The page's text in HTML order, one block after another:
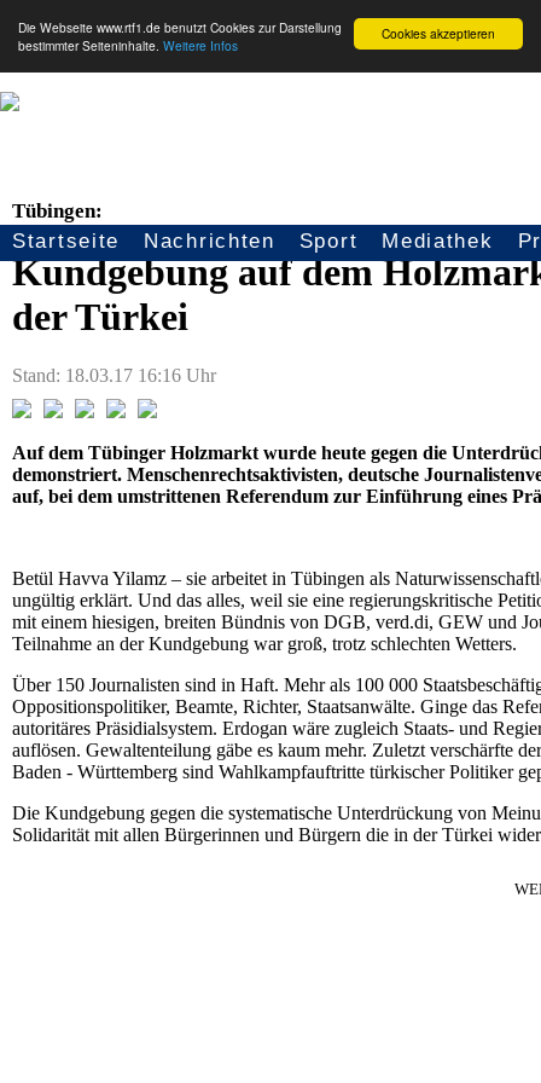
Cookies akzeptieren
Die Webseite www.rtf1.de benutzt Cookies zur Darstellung
bestimmter Seiteninhalte. Weitere Infos
Seitennavigation
Startseite Nachrichten Sport Mediathek
Tübingen:
Kundgebung auf dem
der Türkei
Stand: 18.03.17 16:16 Uhr
Auf dem Tübinger Holzmarkt wurde heute gegen die
demonstriert. Menschenrechtsaktivisten, deutsche
auf, bei dem umstrittenen Referendum zur Einführung eines
Betül Havva Yilamz – sie arbeitet in Tübingen als
ungültig erklärt. Und das alles, weil sie eine regierungskritische
mit einem hiesigen, breiten Bündnis von DGB, verd.di, GEW und
Teilnahme an der Kundgebung war groß, trotz schlechten Wetters.
Über 150 Journalisten sind in Haft. Mehr als 100 000
Oppositionspolitiker, Beamte, Richter, Staatsanwälte. Ginge das
autoritäres Präsidialsystem. Erdogan wäre zugleich Staats- und
auflösen. Gewaltenteilung gäbe es kaum mehr. Zuletzt verschärfte
Baden - Württemberg sind Wahlkampfauftritte türkischer Politiker
Die Kundgebung gegen die systematische Unterdrückung von
Solidarität mit allen Bürgerinnen und Bürgern die in der Türkei